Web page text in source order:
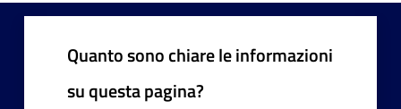
Quanto sono chiare le informazioni
su questa pagina?